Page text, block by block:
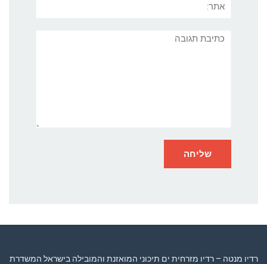
תגובה
רדיו מנטה – רדיו מזרחית ים תיכוני המואזנת והמובילה בישראל המשדרת